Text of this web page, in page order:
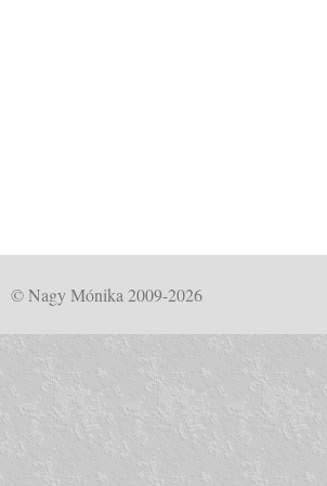
© Nagy Mónika 2009-2026